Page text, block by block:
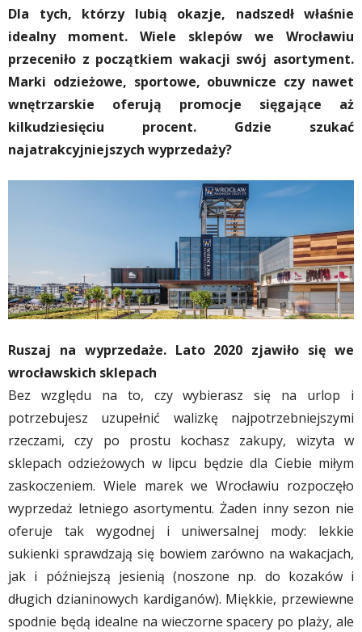
Dla tych, którzy lubią okazje, nadszedł właśnie
idealny moment. Wiele sklepów we Wrocławiu
przeceniło z początkiem wakacji swój asortyment.
Marki odzieżowe, sportowe, obuwnicze czy nawet
wnętrzarskie oferują promocje sięgające aż
kilkudziesięciu procent. Gdzie szukać
najatrakcyjniejszych wyprzedaży?
Ruszaj na wyprzedaże. Lato 2020 zjawiło się we
wrocławskich sklepach
Bez względu na to, czy wybierasz się na urlop i
potrzebujesz uzupełnić walizkę najpotrzebniejszymi
rzeczami, czy po prostu kochasz zakupy, wizyta w
sklepach odzieżowych w lipcu będzie dla Ciebie miłym
zaskoczeniem. Wiele marek we Wrocławiu rozpoczęło
wyprzedaż letniego asortymentu. Żaden inny sezon nie
oferuje tak wygodnej i uniwersalnej mody: lekkie
sukienki sprawdzają się bowiem zarówno na wakacjach,
jak i późniejszą jesienią (noszone np. do kozaków i
długich dzianinowych kardiganów). Miękkie, przewiewne
spodnie będą idealne na wieczorne spacery po plaży, ale